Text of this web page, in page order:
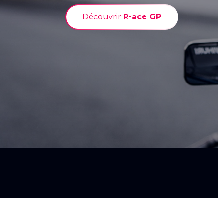
Découvrir R-ace GP